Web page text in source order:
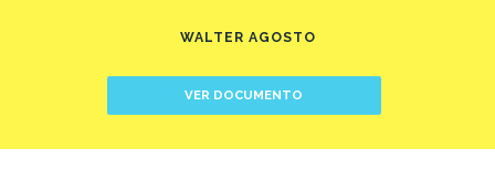
WALTER AGOSTO
VER DOCUMENTO